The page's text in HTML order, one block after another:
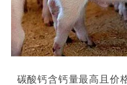
碳酸钙含钙量最高且价